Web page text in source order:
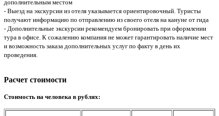
дополнительным местом
- Выезд на экскурсии из отеля указывается ориентировочный. Туристы
получают информацию по отправлению из своего отеля на кануне от гида
- Дополнительные экскурсии рекомендуем бронировать при оформлении
тура в офисе. К сожалению компания не может гарантировать наличие мест
и возможность заказа дополнительных услуг по факту в день их
проведения.
Расчет стоимости
Стоимость на человека в рублях: